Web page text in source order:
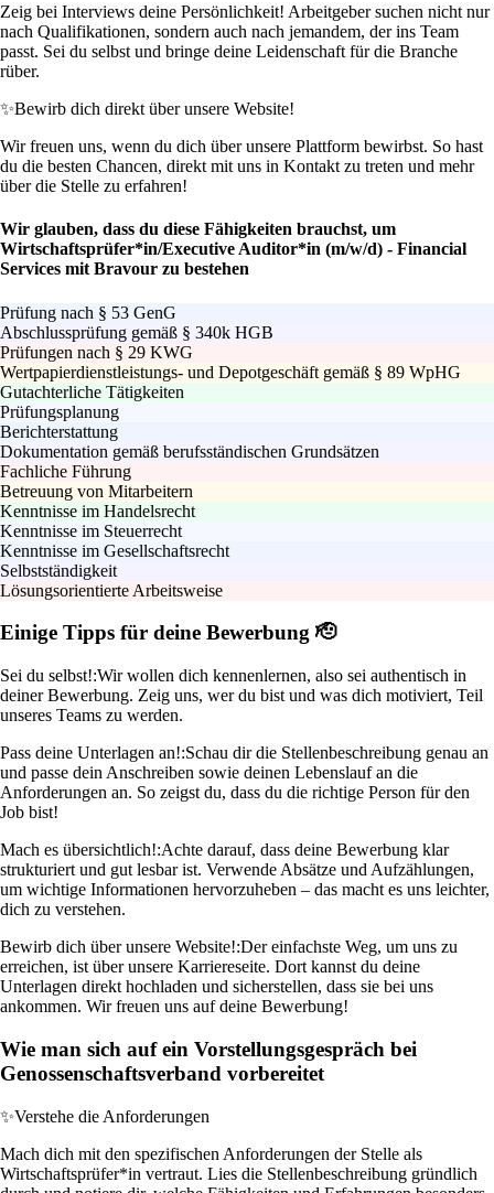
Zeig bei Interviews deine Persönlichkeit! Arbeitgeber suchen nicht nur
nach Qualifikationen, sondern auch nach jemandem, der ins Team
passt. Sei du selbst und bringe deine Leidenschaft für die Branche
rüber.
✨Bewirb dich direkt über unsere Website!
Wir freuen uns, wenn du dich über unsere Plattform bewirbst. So hast
du die besten Chancen, direkt mit uns in Kontakt zu treten und mehr
über die Stelle zu erfahren!
Wir glauben, dass du diese Fähigkeiten brauchst, um
Wirtschaftsprüfer*in/Executive Auditor*in (m/w/d) - Financial
Services mit Bravour zu bestehen
Prüfung nach § 53 GenG
Abschlussprüfung gemäß § 340k HGB
Prüfungen nach § 29 KWG
Wertpapierdienstleistungs- und Depotgeschäft gemäß § 89 WpHG
Gutachterliche Tätigkeiten
Prüfungsplanung
Berichterstattung
Dokumentation gemäß berufsständischen Grundsätzen
Fachliche Führung
Betreuung von Mitarbeitern
Kenntnisse im Handelsrecht
Kenntnisse im Steuerrecht
Kenntnisse im Gesellschaftsrecht
Selbstständigkeit
Lösungsorientierte Arbeitsweise
Einige Tipps für deine Bewerbung 🫡
Sei du selbst!:Wir wollen dich kennenlernen, also sei authentisch in
deiner Bewerbung. Zeig uns, wer du bist und was dich motiviert, Teil
unseres Teams zu werden.
Pass deine Unterlagen an!:Schau dir die Stellenbeschreibung genau an
und passe dein Anschreiben sowie deinen Lebenslauf an die
Anforderungen an. So zeigst du, dass du die richtige Person für den
Job bist!
Mach es übersichtlich!:Achte darauf, dass deine Bewerbung klar
strukturiert und gut lesbar ist. Verwende Absätze und Aufzählungen,
um wichtige Informationen hervorzuheben – das macht es uns leichter,
dich zu verstehen.
Bewirb dich über unsere Website!:Der einfachste Weg, um uns zu
erreichen, ist über unsere Karriereseite. Dort kannst du deine
Unterlagen direkt hochladen und sicherstellen, dass sie bei uns
ankommen. Wir freuen uns auf deine Bewerbung!
Wie man sich auf ein Vorstellungsgespräch bei
Genossenschaftsverband vorbereitet
✨Verstehe die Anforderungen
Mach dich mit den spezifischen Anforderungen der Stelle als
Wirtschaftsprüfer*in vertraut. Lies die Stellenbeschreibung gründlich